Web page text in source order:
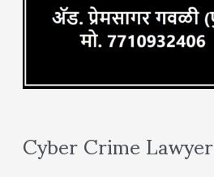
Cyber Crime Lawyer